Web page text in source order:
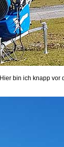
Hier bin ich knapp vor